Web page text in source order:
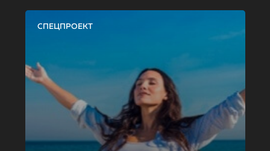
СПЕЦПРОЕКТ